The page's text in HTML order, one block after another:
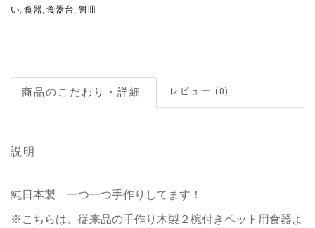
い,食器,食器台,餌皿
レビュー (0)
説明
純日本製 一つ一つ手作りしてます！
※こちらは、従来品の手作り木製２椀付きペット用食器よ